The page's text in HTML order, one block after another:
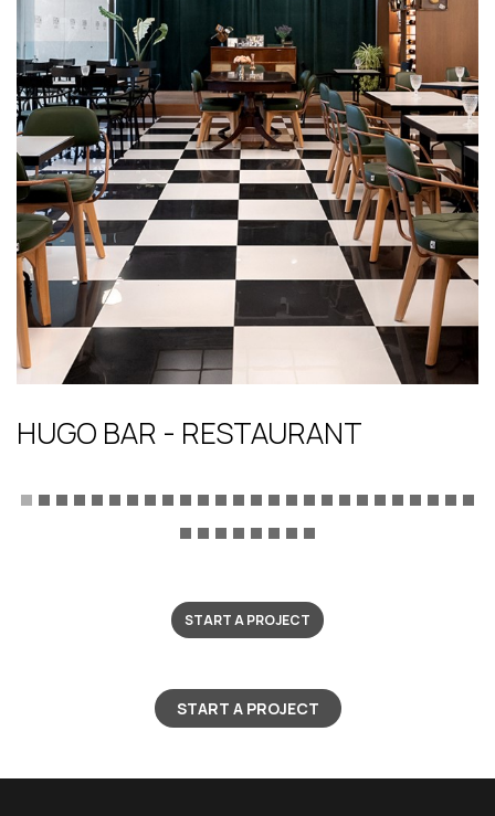
HUGO BAR - RESTAURANT
START A PROJECT
START A PROJECT